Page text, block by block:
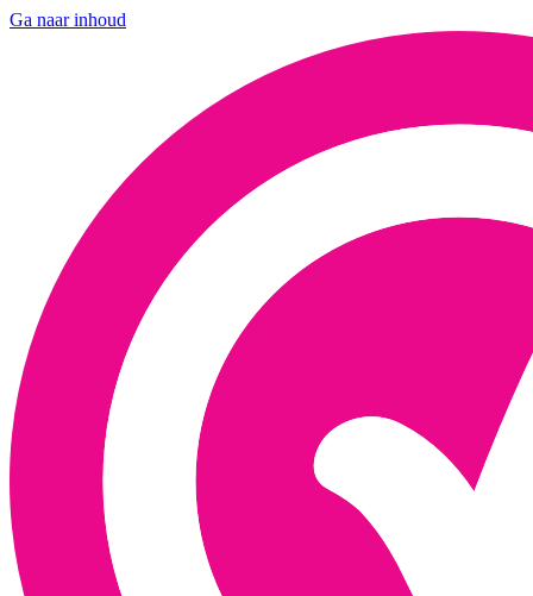
Ga naar inhoud